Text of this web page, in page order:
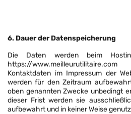
6. Dauer der Datenspeicherung
Die Daten werden beim
https://
Kontaktdaten im Impressum der
werden für den Zeitraum
oben genannten Zwecke unbedingt
dieser Frist werden sie
aufbewahrt und in keiner Weise